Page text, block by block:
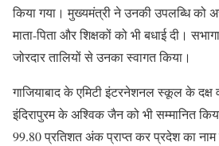
किया गया। मुख्यमंत्री ने उनकी उपलब्धि को
माता-पिता और शिक्षकों को भी बधाई दी।
जोरदार तालियों से उनका स्वागत किया।
गाजियाबाद के एमिटी इंटरनेशनल स्कूल के दक्ष
इंदिरापुरम के अश्विक जैन को भी सम्मानित किया
99.80 प्रतिशत अंक प्राप्त कर प्रदेश का